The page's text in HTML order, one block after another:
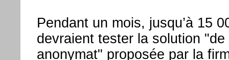
Pendant un mois, jusqu’à 15
devraient tester la solution "de
anonymat" proposée par la